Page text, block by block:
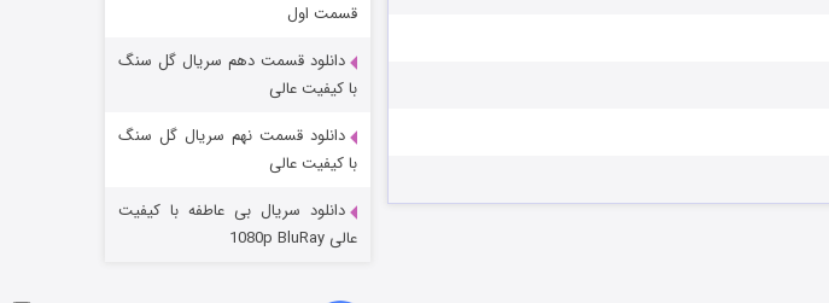
شکست استوارت در نجات جهان
قسمت ۷ (زیرنویس) منتشر شد
قسمت اول
دانلود قسمت دهم سریال گل سنگ
با کیفیت عالی
دانلود قسمت نهم سریال گل سنگ
با کیفیت عالی
دانلود سریال بی عاطفه با کیفیت
عالی 1080p BluRay